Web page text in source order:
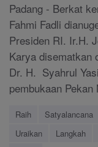
Padang - Berkat
Fahmi Fadli
Presiden RI. Ir.H.
Karya disematkan
Dr. H. Syahrul
pembukaan Pekan
Raih Satyalancana
Uraikan
Langkah